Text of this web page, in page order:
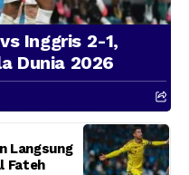
Inggris 2-1,
Dunia 2026
Langsung
Fateh